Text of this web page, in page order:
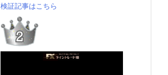
検証記事はこちら